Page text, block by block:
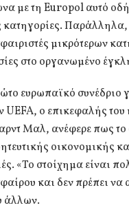
με τη Europol αυτό
κατηγορίες. Παράλληλα,
μικρότερων
στο οργανωμένο
ευρωπαϊκό συνέδριο
UEFA, ο επικεφαλής
Μαλ, ανέφερε πως το
οικονομικής
«Το στοίχημα είναι
και δεν πρέπει να
άλλων.